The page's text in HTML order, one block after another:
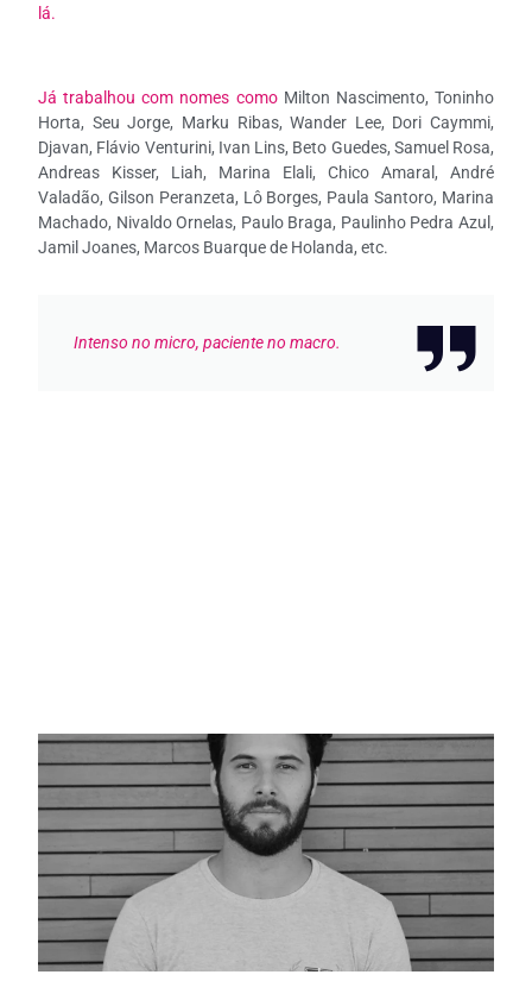
lá.
Já trabalhou com nomes como Milton Nascimento, Toninho
Horta, Seu Jorge, Marku Ribas, Wander Lee, Dori Caymmi,
Djavan, Flávio Venturini, Ivan Lins, Beto Guedes, Samuel Rosa,
Andreas Kisser, Liah, Marina Elali, Chico Amaral, André
Valadão, Gilson Peranzeta, Lô Borges, Paula Santoro, Marina
Machado, Nivaldo Ornelas, Paulo Braga, Paulinho Pedra Azul,
Jamil Joanes, Marcos Buarque de Holanda, etc.
Intenso no micro, paciente no macro.